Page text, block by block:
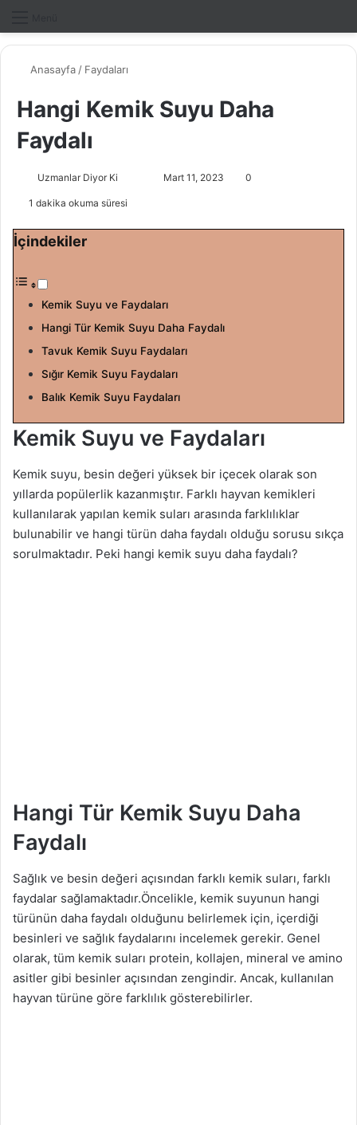
Anasayfa / Faydaları
Hangi Kemik Suyu Daha
Faydalı
Uzmanlar Diyor Ki
n
X
s
t
a
g
n
d
e
k
Mart 11, 2023 0
1 dakika okuma süresi
İçindekiler
Kemik Suyu ve Faydaları
Hangi Tür Kemik Suyu Daha Faydalı
Tavuk Kemik Suyu Faydaları
Sığır Kemik Suyu Faydaları
Balık Kemik Suyu Faydaları
Kemik Suyu ve Faydaları
Kemik suyu, besin değeri yüksek bir içecek olarak son
yıllarda popülerlik kazanmıştır. Farklı hayvan kemikleri
kullanılarak yapılan kemik suları arasında farklılıklar
bulunabilir ve hangi türün daha faydalı olduğu sorusu sıkça
sorulmaktadır. Peki hangi kemik suyu daha faydalı?
Hangi Tür Kemik Suyu Daha
Faydalı
Sağlık ve besin değeri açısından farklı kemik suları, farklı
faydalar sağlamaktadır.Öncelikle, kemik suyunun hangi
türünün daha faydalı olduğunu belirlemek için, içerdiği
besinleri ve sağlık faydalarını incelemek gerekir. Genel
olarak, tüm kemik suları protein, kollajen, mineral ve amino
asitler gibi besinler açısından zengindir. Ancak, kullanılan
hayvan türüne göre farklılık gösterebilirler.